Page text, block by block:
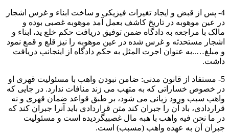
4- پس از قبض و ایجاد تغیرات فیزیکی و ساخت ابناء و غرس اشجار
در عین موهوبه در تاریخ كاشف بعمل آمد موهوبه غصبی بوده و
مالک با مراجعه به دادگاه ضمن توفیق دریافت حکم خلع ید، ابناء و
اشجار مستحدثه و غرس شده در عین موهوبه را نیز قلع و قمع نمود
و مبلغ…..به عنوان اجرت المثل به حکم دادگاه از اینجانب دریافت
داشت.
5- مستفاد از قانون مدنی: ضامن نبودن واهب با مسئولیت قهری او
در خصوص خساراتی که به متهب می زند منافات ندارد. در جایی که
واهب سبب ورود زیانی می شود، بر طبق قواعد ضمان قهری و نه
قراردادی، باد آن را جبران کند متن قراردادی باید آنرا جبران کند که
در ما نحن فيه واهب با هبه مال غصبیگردیده است و مسئولیت
جبران آن به عهده واهب (مسبب) است.